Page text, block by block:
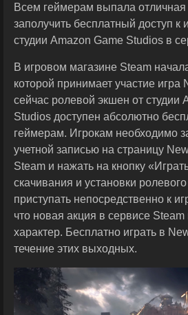
Всем геймерам выпала
заполучить бесплатный доступ к
студии Amazon Game Studios в
В игровом магазине Steam
которой принимает участие
сейчас ролевой экшен от студии
Studios доступен абсолютно
геймерам. Игрокам необходимо
учетной записью на страницу
Steam и нажать на кнопку
скачивания и установки
приступать непосредственно к
что новая акция в сервисе
характер. Бесплатно играть в
течение этих выходных.